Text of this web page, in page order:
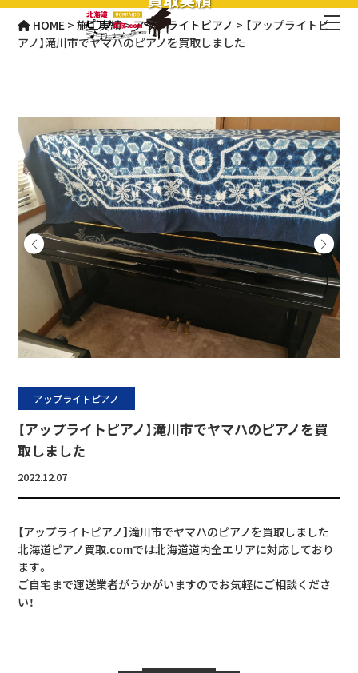
HOME >施工実績>アップライトピアノ > 【アップライトピ
アノ】滝川市でヤマハのピアノを買取しました
アップライトピアノ
【アップライトピアノ】滝川市でヤマハのピアノを買
取しました
2022.12.07
【アップライトピアノ】滝川市でヤマハのピアノを買取しました
北海道ピアノ買取.comでは北海道道内全エリアに対応しており
ます。
ご自宅まで運送業者がうかがいますのでお気軽にご相談くださ
い！